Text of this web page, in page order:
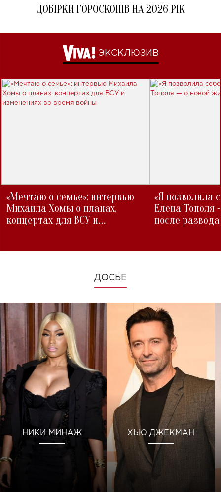
ДОБІРКИ ГОРОСКОПІВ НА 2026 РІК
ЭКСКЛЮЗИВ
«Мечтаю о семье»: интервью
Михаила Хомы о планах,
концертах для ВСУ и
«Я позволила
Елена Тополя
после развода
ДОСЬЕ
НИКИ МИНАЖ ХЬЮ ДЖЕКМАН